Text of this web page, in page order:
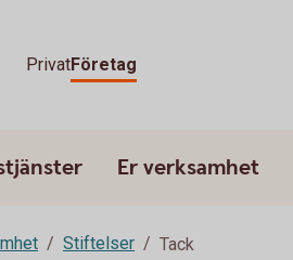
PrivatFöretag
Er verksamhet
Stiftelser Tack